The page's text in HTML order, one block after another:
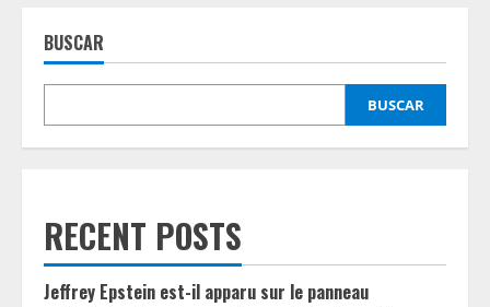
BUSCAR
BUSCAR
RECENT POSTS
Jeffrey Epstein est-il apparu sur le panneau